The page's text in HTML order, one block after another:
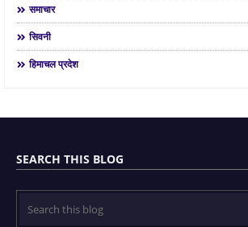
समाचार
सिवनी
हिमाचल प्रदेश
SEARCH THIS BLOG